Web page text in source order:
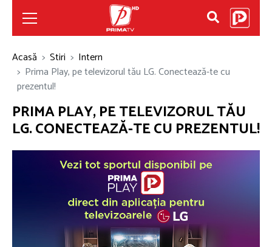
Acasă Stiri
Intern
Prima Play, pe televizorul tău LG. Conectează-te cu
prezentul!
PRIMA PLAY, PE TELEVIZORUL TĂU
LG. CONECTEAZĂ-TE CU PREZENTUL!